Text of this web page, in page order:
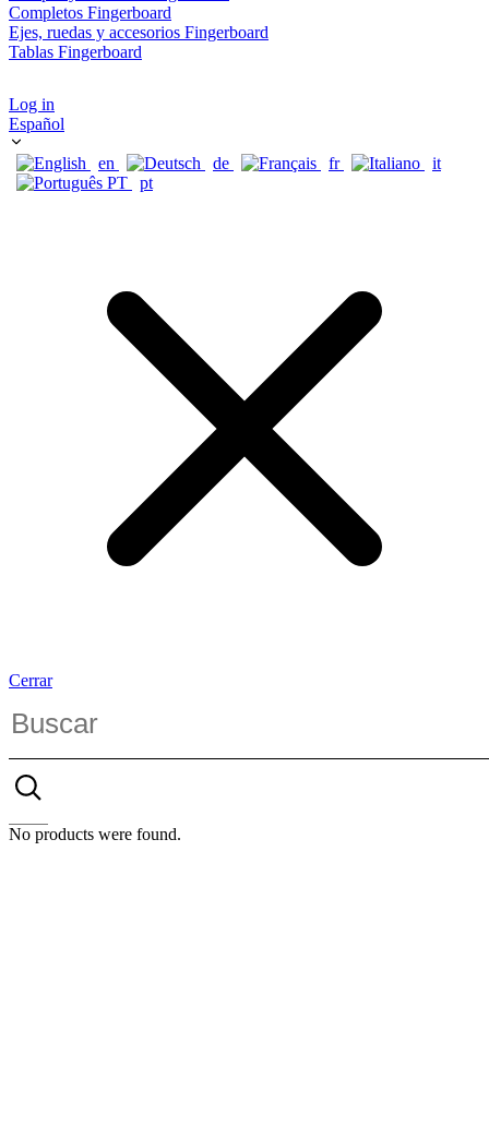
Completos Fingerboard
Ejes, ruedas y accesorios Fingerboard
Tablas Fingerboard
Log in
Español
en de fr
it
pt
Cerrar
No products were found.